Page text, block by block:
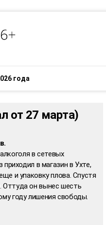
года
от 27 марта)
в сетевых
в магазин в Ухте,
и упаковку плова. Спустя
Оттуда он вынес шесть
году лишения свободы.